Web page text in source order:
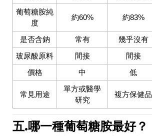
葡萄糖胺純
度
約60% 約83%
是否含鈉 常有 幾乎沒有
玻尿酸原料 間接 間接
價格 中 低
常見用途
單方或醫學
研究
複方保健品
五.哪一種葡萄糖胺最好？